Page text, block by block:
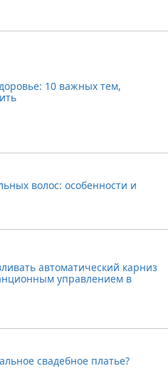
10 важных тем,
волос: особенности и
автоматический карниз
управлением в
свадебное платье?